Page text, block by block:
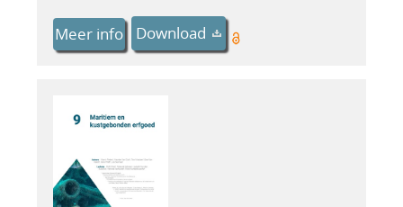
Meer info Download